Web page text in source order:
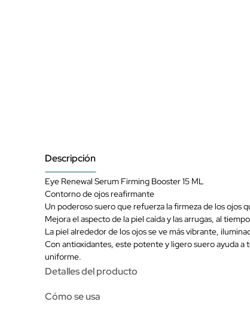
Descripción
Eye Renewal Serum Firming Booster 15 ML
Contorno de ojos reafirmante
Un poderoso suero que refuerza la firmeza de los ojos
Mejora el aspecto de la piel caída y las arrugas, al
La piel alrededor de los ojos se ve más vibrante,
Con antioxidantes, este potente y ligero suero ayuda a
uniforme.
Detalles del producto
Cómo se usa